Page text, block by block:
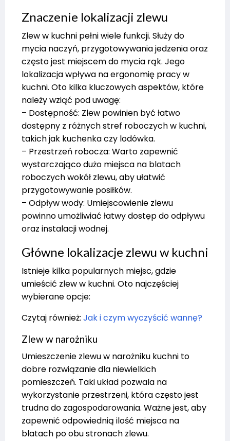
Znaczenie lokalizacji zlewu
Zlew w kuchni pełni wiele funkcji. Służy do
mycia naczyń, przygotowywania jedzenia oraz
często jest miejscem do mycia rąk. Jego
lokalizacja wpływa na ergonomię pracy w
kuchni. Oto kilka kluczowych aspektów, które
należy wziąć pod uwagę:
– Dostępność: Zlew powinien być łatwo
dostępny z różnych stref roboczych w kuchni,
takich jak kuchenka czy lodówka.
– Przestrzeń robocza: Warto zapewnić
wystarczająco dużo miejsca na blatach
roboczych wokół zlewu, aby ułatwić
przygotowywanie posiłków.
– Odpływ wody: Umiejscowienie zlewu
powinno umożliwiać łatwy dostęp do odpływu
oraz instalacji wodnej.
Główne lokalizacje zlewu w kuchni
Istnieje kilka popularnych miejsc, gdzie
umieścić zlew w kuchni. Oto najczęściej
wybierane opcje:
Czytaj również: Jak i czym wyczyścić wannę?
Zlew w narożniku
Umieszczenie zlewu w narożniku kuchni to
dobre rozwiązanie dla niewielkich
pomieszczeń. Taki układ pozwala na
wykorzystanie przestrzeni, która często jest
trudna do zagospodarowania. Ważne jest, aby
zapewnić odpowiednią ilość miejsca na
blatach po obu stronach zlewu.